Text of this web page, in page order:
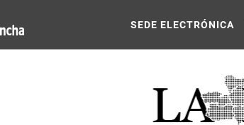
de Castilla-La
SEDE ELECTRÓNICA